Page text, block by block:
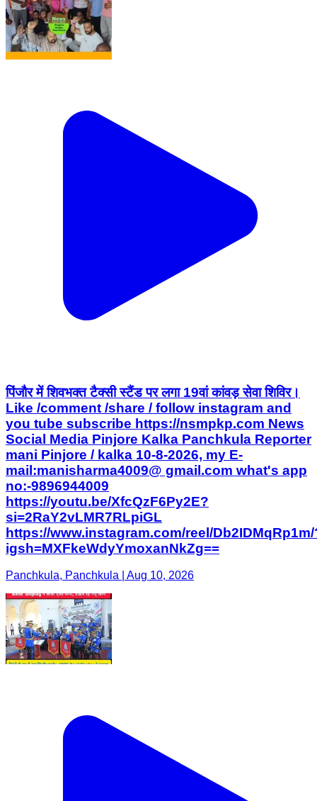
पिंजौर में शिवभक्त टैक्सी स्टैंड पर लगा 19वां कांवड़ सेवा शिविर।
Like /comment /share / follow instagram and
you tube subscribe https://nsmpkp.com News
Social Media Pinjore Kalka Panchkula Reporter
mani Pinjore / kalka 10-8-2026, my E-
mail:manisharma4009@ gmail.com what's app
no:-9896944009
https://youtu.be/XfcQzF6Py2E?
si=2RaY2vLMR7RLpiGL
https://www.instagram.com/reel/
igsh=MXFkeWdyYmoxanNkZg==
Panchkula, Panchkula | Aug 10, 2026